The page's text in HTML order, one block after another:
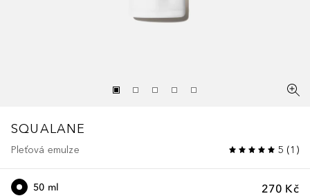
SQUALANE
Pleťová emulze 5 (1 )
270 Kč
50 ml